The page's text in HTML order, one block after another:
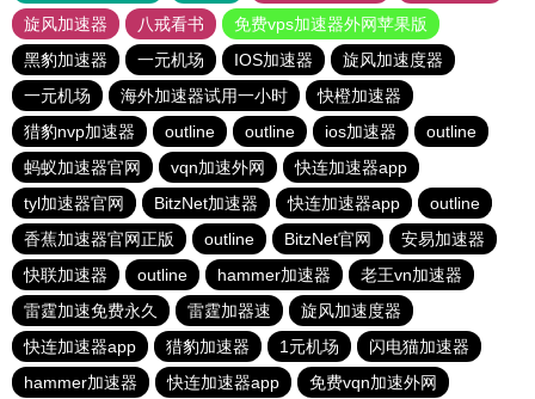
旋风加速器
八戒看书
免费vps加速器外网苹果版
黑豹加速器
一元机场 IOS加速器
旋风加速度器
一元机场
海外加速器试用一小时
快橙加速器
猎豹nvp加速器
outline outline ios加速器
outline
蚂蚁加速器官网
vqn加速外网
快连加速器app
tyl加速器官网
BitzNet加速器 快连加速器app
outline
香蕉加速器官网正版
outline BitzNet官网
安易加速器
快联加速器
outline hammer加速器
老王vn加速器
雷霆加速免费永久
雷霆加器速
旋风加速度器
快连加速器app
猎豹加速器 1元机场
闪电猫加速器
hammer加速器
快连加速器app 免费vqn加速外网